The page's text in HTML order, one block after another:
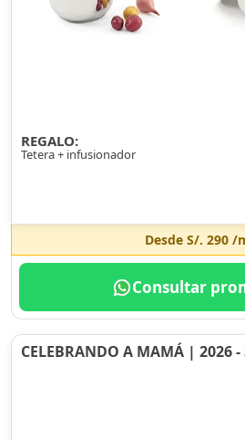
REGALO:
Tetera + infusionador
Desde S/. 290/
Consultar
CELEBRANDO A MAMÁ | 2026 -